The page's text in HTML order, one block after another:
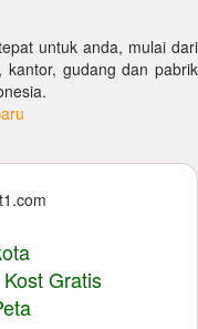
untuk anda, mulai dari
gudang dan pabrik
Gratis